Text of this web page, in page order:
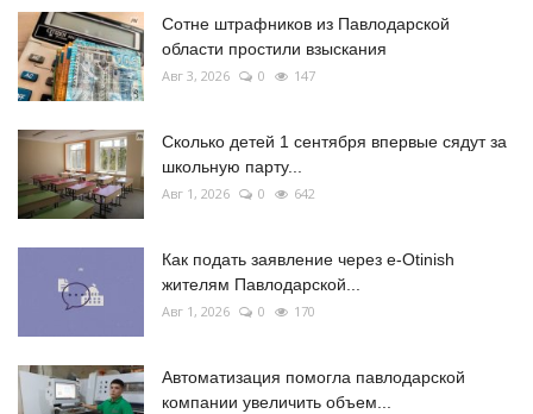
Сотне штрафников из Павлодарской
области простили взыскания
Авг 3, 2026 0 147
Сколько детей 1 сентября впервые сядут за
школьную парту...
Авг 1, 2026 0 642
Как подать заявление через e-Otinish
жителям Павлодарской...
Авг 1, 2026 0 170
Автоматизация помогла павлодарской
компании увеличить объем...